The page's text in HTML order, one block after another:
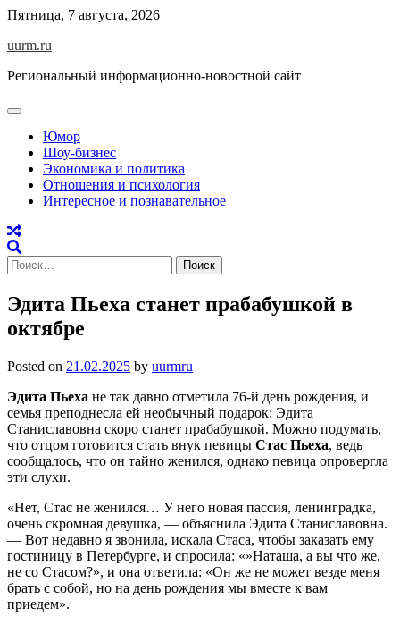
Skip
content
Пятница, 7 августа, 2026
uurm.ru
Региональный информационно-новостной сайт
Юмор
Шоу-бизнес
Экономика и политика
Отношения и психология
Интересное и познавательное
Найти:
Эдита Пьеха станет прабабушкой в
октябре
Posted on 21.02.2025 by uurmru
Эдита Пьеха не так давно отметила 76-й день рождения, и
семья преподнесла ей необычный подарок: Эдита
Станиславовна скоро станет прабабушкой. Можно подумать,
что отцом готовится стать внук певицы Стас Пьеха, ведь
сообщалось, что он тайно женился, однако певица опровергла
эти слухи.
«Нет, Стас не женился… У него новая пассия, ленинградка,
очень скромная девушка, — объяснила Эдита Станиславовна.
— Вот недавно я звонила, искала Стаса, чтобы заказать ему
гостиницу в Петербурге, и спросила: «»Наташа, а вы что же,
не со Стасом?», и она ответила: «Он же не может везде меня
брать с собой, но на день рождения мы вместе к вам
приедем».